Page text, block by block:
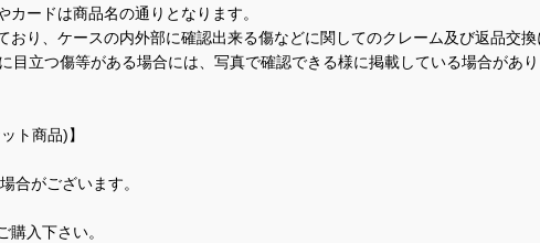
ードは商品名の通りとなります。
り、ケースの内外部に確認出来る傷などに関してのクレーム及び返品交
立つ傷等がある場合には、写真で確認できる様に掲載している場合があ
ト商品)】
合がございます。
入下さい。